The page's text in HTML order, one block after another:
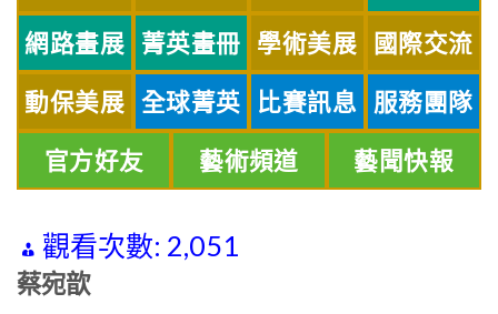
網路畫展 菁英畫冊 學術美展 國際交流
動保美展 全球菁英 比賽訊息 服務團隊
官方好友 藝術頻道 藝聞快報
觀看次數: 2,051
蔡宛歆